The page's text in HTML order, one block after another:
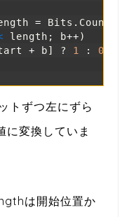
= Bits . Count
length ; b++)
+ b] ? 1 : 0
トずつ左にずら
に変換していま
は開始位置か